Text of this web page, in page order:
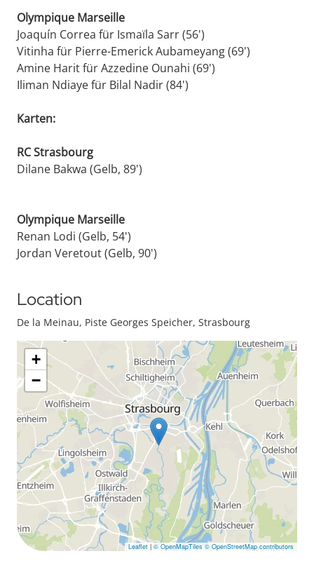
Olympique Marseille
Joaquín Correa für Ismaïla Sarr (56')
Vitinha für Pierre-Emerick Aubameyang (69')
Amine Harit für Azzedine Ounahi (69')
Iliman Ndiaye für Bilal Nadir (84')
Karten:
RC Strasbourg
Dilane Bakwa (Gelb, 89')
Olympique Marseille
Renan Lodi (Gelb, 54')
Jordan Veretout (Gelb, 90')
Location
De la Meinau, Piste Georges Speicher, Strasbourg
+
−
Leaflet | © OpenMapTiles © OpenStreetMap contributors